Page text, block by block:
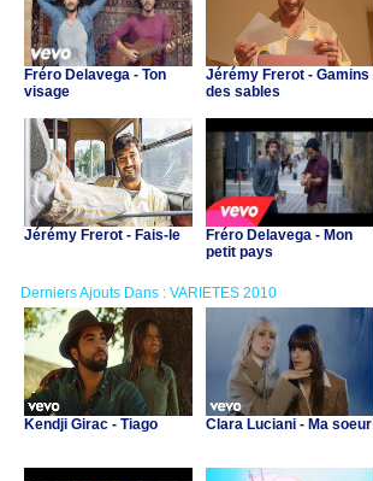
Fréro Delavega - Ton
visage
Jérémy Frerot - Gamins
des sables
Jérémy Frerot - Fais-le
Fréro Delavega - Mon
petit pays
Derniers Ajouts Dans : VARIETES 2010
Kendji Girac - Tiago Clara Luciani - Ma soeur